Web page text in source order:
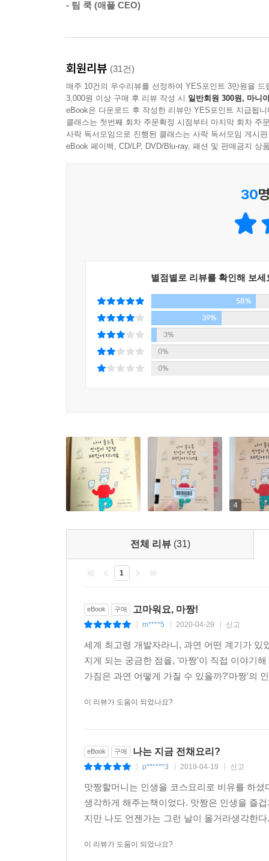
· ‘나는 나’라는 생각으로 뻔뻔해지기
자신의 행동을 제한하게 되고, 새로운 시도는 잘
가고, 앱 개발에 도전하고, 다양한 나이의 사람들
“넘쳐나는 건 호기심, 갖고 싶은 건 시간일 뿐!”
100세 시대 롤모델 등장! 여든이 넘은 나이에도 인
호기심으로 무장하고 ‘하고 싶은 일’을 찾아서 뛰
저자는 흥미 있는 일이나 해보고 싶은 일을 발견하
하는 식으로 자기 의지 이외의 요인 때문에 주
저자가 말하는 대로 서두르지 않고 느긋하게, 자
윤택하게 바꿀 수 있을 것이다.
- 팀 쿡 (애플 CEO)
회원리뷰 (31건)
매주 10건의 우수리뷰를 선정하여 YES포인트 3만원을 드
3,000원 이상 구매 후 리뷰 작성 시 일반회원 300원, 마니
eBook은 다운로드 후 작성한 리뷰만 YES포인트 지급됩니
클래스는 첫번째 회차 주문확정 시점부터 마지막 회차 주
사락 독서모임으로 진행된 클래스는 사락 독서모임 게시
eBook 페이백, CD/LP, DVD/Blu-ray, 패션 및 판매금지 상
30
별점별로 리뷰를 확인해 보세
58%
39%
3%
0%
0%
4
전체 리뷰 (31)
1
eBook 구매 고마워요, 마짱!
m****5 2020-04-29 신고
세계 최고령 개발자라니, 과연 어떤 계기가 있
지게 되는 궁금한 점을, '마짱'이 직접 이야기
가짐은 과연 어떻게 가질 수 있을까?'마짱'의
이 리뷰가 도움이 되었나요?
eBook 구매 나는 지금 전채요리?
p******3 2019-04-19 신고
맛짱할머니는 인생을 코스요리로 비유를 하
생각하게 해주는책이었다. 맛짱은 인생을 즐
지만 나도 언젠가는 그런 날이 올거라생각한
이 리뷰가 도움이 되었나요?